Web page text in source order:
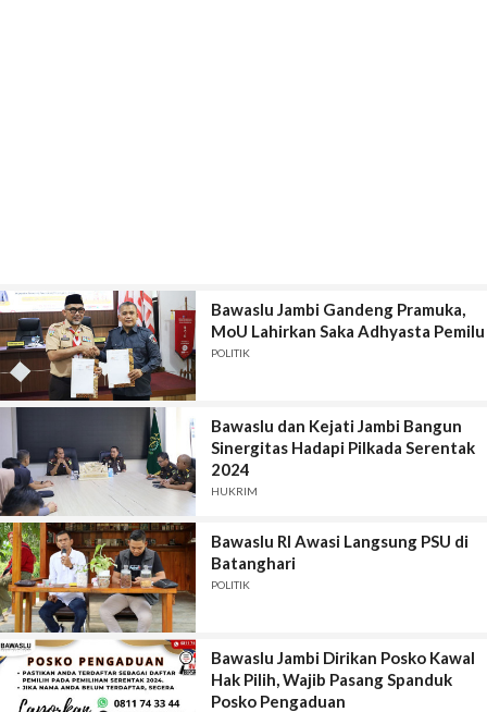
Bawaslu Jambi Gandeng Pramuka,
MoU Lahirkan Saka Adhyasta Pemilu
POLITIK
Bawaslu dan Kejati Jambi Bangun
Sinergitas Hadapi Pilkada Serentak
2024
HUKRIM
Bawaslu RI Awasi Langsung PSU di
Batanghari
POLITIK
Bawaslu Jambi Dirikan Posko Kawal
Hak Pilih, Wajib Pasang Spanduk
Posko Pengaduan